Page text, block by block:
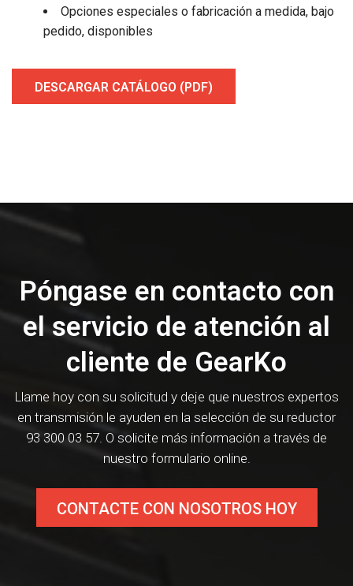
Opciones especiales o fabricación a medida, bajo
pedido, disponibles
DESCARGAR CATÁLOGO (PDF)
Póngase en contacto con
el servicio de atención al
cliente de GearKo
Llame hoy con su solicitud y deje que nuestros expertos
en transmisión le ayuden en la selección de su reductor
93 300 03 57. O solicite más información a través de
nuestro formulario online.
CONTACTE CON NOSOTROS HOY